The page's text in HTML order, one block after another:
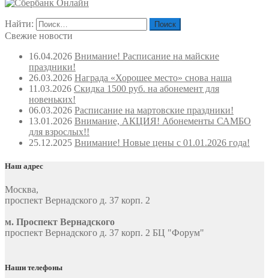
Найти:
Свежие новости
16.04.2026 Внимание! Расписание на майские
праздники!
26.03.2026 Награда «Хорошее место» снова наша
11.03.2026 Скидка 1500 руб. на абонемент для
новеньких!
06.03.2026 Расписание на мартовские праздники!
13.01.2026 Внимание, АКЦИЯ! Абонементы САМБО
для взрослых!!
25.12.2025 Внимание! Новые цены с 01.01.2026 года!
Наш адрес
Москва,
проспект Вернадского д. 37 корп. 2
м. Проспект Вернадского
проспект Вернадского д. 37 корп. 2 БЦ "Форум"
Наши телефоны